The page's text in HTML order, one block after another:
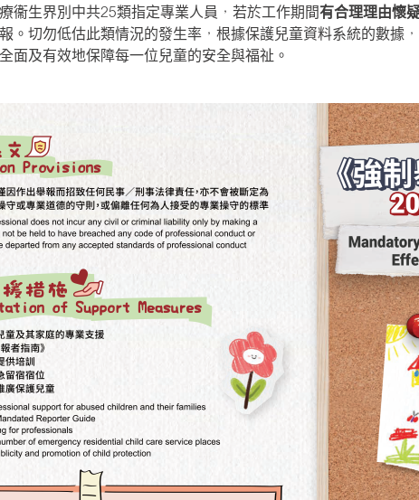
衞生界別中共25類指定專業人員，若於工作期間有合理理由懷
。切勿低估此類情況的發生率，根據保護兒童資料系統的數據
面及有效地保障每一位兒童的安全與福祉。